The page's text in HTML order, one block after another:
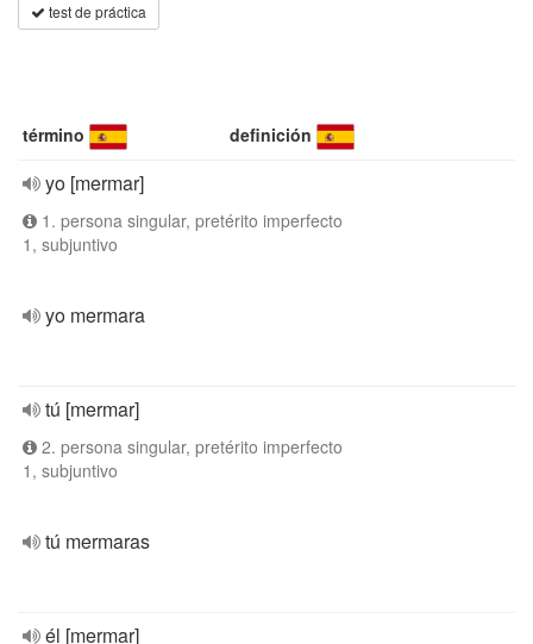
test de práctica
término definición
yo [mermar]
1. persona singular, pretérito imperfecto
1, subjuntivo
yo mermara
tú [mermar]
2. persona singular, pretérito imperfecto
1, subjuntivo
tú mermaras
él [mermar]